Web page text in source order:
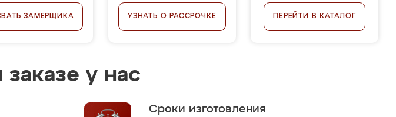
ЗАМЕРЩИКА УЗНАТЬ О РАССРОЧКЕ ПЕРЕЙТИ В КАТАЛОГ
у нас
Сроки изготовления